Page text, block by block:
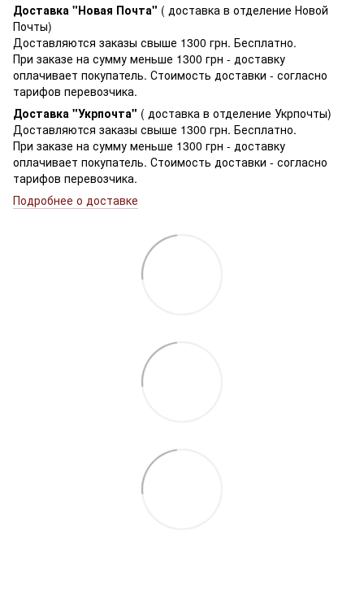
Доставка "Новая Почта" ( доставка в отделение Новой
Почты)
Доставляются заказы свыше 1300 грн. Бесплатно.
При заказе на сумму меньше 1300 грн - доставку
оплачивает покупатель. Стоимость доставки - согласно
тарифов перевозчика.
Доставка "Укрпочта" ( доставка в отделение Укрпочты)
Доставляются заказы свыше 1300 грн. Бесплатно.
При заказе на сумму меньше 1300 грн - доставку
оплачивает покупатель. Стоимость доставки - согласно
тарифов перевозчика.
Подробнее о доставке